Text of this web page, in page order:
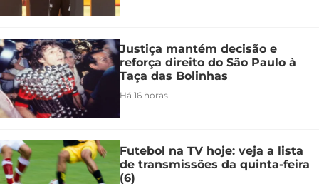
Justiça mantém decisão e
reforça direito do São Paulo à
Taça das Bolinhas
Há 16 horas
Futebol na TV hoje: veja a lista
de transmissões da quinta-feira
(6)